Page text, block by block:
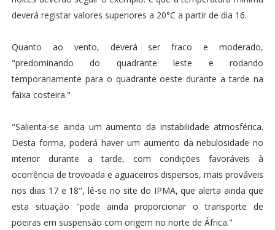
deverá registar valores superiores a 20°C a partir de dia 16.
Quanto ao vento, deverá ser fraco e moderado,
"predominando do quadrante leste e rodando
temporariamente para o quadrante oeste durante a tarde na
faixa costeira."
"Salienta-se ainda um aumento da instabilidade atmosférica.
Desta forma, poderá haver um aumento da nebulosidade no
interior durante a tarde, com condições favoráveis à
ocorrência de trovoada e aguaceiros dispersos, mais prováveis
nos dias 17 e 18", lê-se no site do IPMA, que alerta ainda que
esta situação "pode ainda proporcionar o transporte de
poeiras em suspensão com origem no norte de África."